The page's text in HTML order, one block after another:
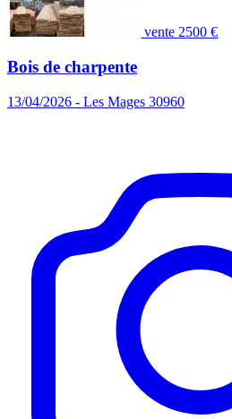
vente 2500 €
Bois de charpente
13/04/2026 - Les Mages 30960